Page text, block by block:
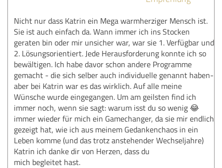
Nicht nur dass Katrin ein Mega warmherziger Mensch ist.
Sie ist auch einfach da. Wann immer ich ins Stocken
geraten bin oder mir unsicher war, war sie 1. Verfügbar und
2. Lösungsorientiert. Jede Herausforderung konnte ich so
bewältigen. Ich habe davor schon andere Programme
gemacht - die sich selber auch individuelle genannt haben-
aber bei Katrin war es das wirklich. Auf alle meine
Wünsche wurde eingegangen. Um am geilsten find ich
immer noch, wenn sie sagt: warum isst du so wenig 😂
immer wieder für mich ein Gamechanger, da sie mir endlich
gezeigt hat, wie ich aus meinem Gedankenchaos in ein
Leben komme (und das trotz anstehender Wechseljahre)
Katrin ich danke dir von Herzen, dass du
mich begleitet hast.